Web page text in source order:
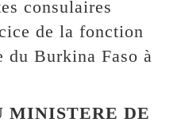
consulaires
de la fonction
du Burkina Faso à
MINISTERE DE